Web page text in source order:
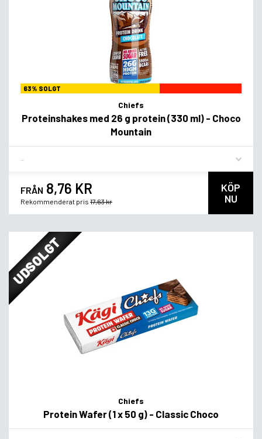
63% SOLGT
Chiefs
Proteinshakes med 26 g protein (330 ml) - Choco
Mountain
FRÅN 8,76 KR
Rekommenderat pris 17,63 kr
KÖP
NU
UDSOLGT
Chiefs
Protein Wafer (1 x 50 g) - Classic Choco